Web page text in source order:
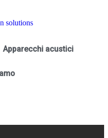
Apparecchi acustici